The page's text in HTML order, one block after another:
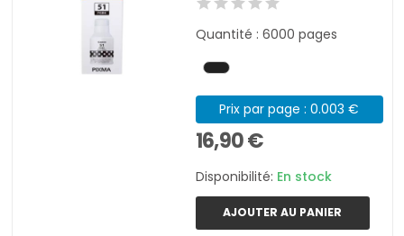
Quantité : 6000 pages
Prix par page : 0.003 €
16,90 €
Disponibilité: En stock
AJOUTER AU PANIER